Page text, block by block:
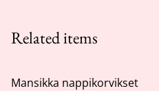
Related items
Mansikka nappikorvikset